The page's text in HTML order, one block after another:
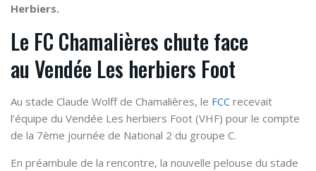
Herbiers.
Le FC Chamalières chute face
au Vendée Les herbiers Foot
Au stade Claude Wolff de Chamalières, le FCC recevait
l’équipe du Vendée Les herbiers Foot (VHF) pour le compte
de la 7ème journée de National 2 du groupe C.
En préambule de la rencontre, la nouvelle pelouse du stade